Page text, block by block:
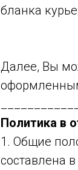
бланка
Далее, Вы
Политика в
1. Общие
составлена